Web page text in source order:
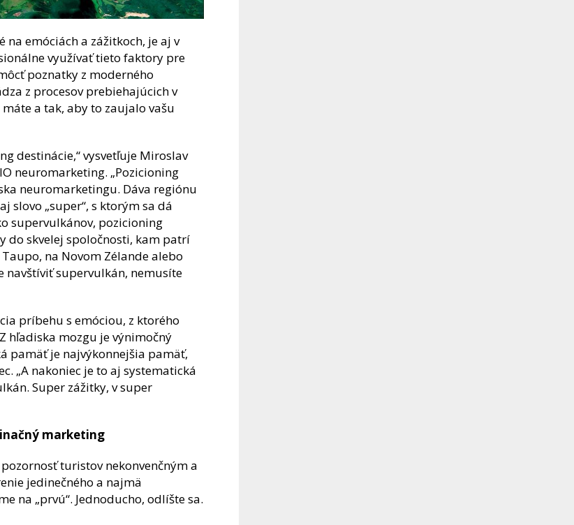
na emóciách a zážitkoch, je aj v
využívať tieto faktory pre
poznatky z moderného
z procesov prebiehajúcich v
a tak, aby to zaujalo vašu
destinácie,“ vysvetľuje Miroslav
neuromarketing. „Pozicioning
neuromarketingu. Dáva regiónu
slovo „super“, s ktorým sa dá
supervulkánov, pozicioning
do skvelej spoločnosti, kam patrí
na Novom Zélande alebo
navštíviť supervulkán, nemusíte
príbehu s emóciou, z ktorého
hľadiska mozgu je výnimočný
pamäť je najvýkonnejšia pamäť,
„A nakoniec je to aj systematická
Super zážitky, v super
marketing
turistov nekonvenčným a
jedinečného a najmä
na „prvú“. Jednoducho, odlíšte sa.